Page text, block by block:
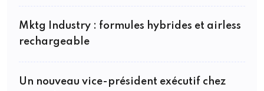
Mktg Industry : formules hybrides et airless
rechargeable
Un nouveau vice-président exécutif chez